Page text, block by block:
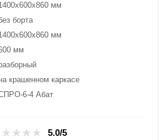
мм
борта
мм
мм
крашенном каркасе
6-4 Абат
5.0/5